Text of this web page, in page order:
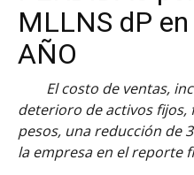
MLLNS dP
AÑO
El costo de ventas,
deterioro de activos fijos,
pesos, una reducción de
la empresa en el reporte